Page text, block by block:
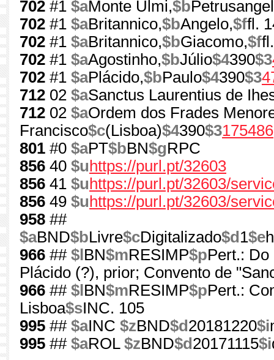
702 #1 $aMonte Ulmi,$b
702 #1 $aBritannico,$bAngelo,$ffl.
702 #1 $aBritannico,$bGiacomo,$f
702 #1 $aAgostinho,$bJúlio$4390$3
702 #1 $aPlácido,$bPaulo$4390$3
712 02 $aSanctus Laurentius de
712 02 $aOrdem dos Frades
Francisco$c(Lisboa)$4390$3175486
801 #0 $aPT$bBN$gRPC
856 40 $u https://purl.pt/32603
856 41 $u https://purl.pt/32603/
856 49 $u https://purl.pt/32603/
958 ##
$aBND$bLivre$cDigitalizado$d 1$e
966 ## $l BN$mRESIMP$pPert.:
Plácido (?), prior; Convento de
966 ## $l BN$mRESIMP$pPert.:
Lisboa$sINC. 105
995 ## $aINC $zBND$d 20181220$i
995 ## $aROL $zBND$d 20171115$i